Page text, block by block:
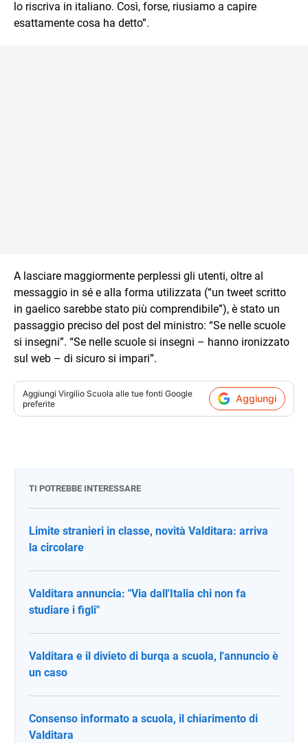
lo riscriva in italiano. Così, forse, riusiamo a capire
esattamente cosa ha detto”.
A lasciare maggiormente perplessi gli utenti, oltre al
messaggio in sé e alla forma utilizzata (“un tweet scritto
in gaelico sarebbe stato più comprendibile”), è stato un
passaggio preciso del post del ministro: “Se nelle scuole
si insegni”. “Se nelle scuole si insegni – hanno ironizzato
sul web – di sicuro si impari”.
Aggiungi Virgilio Scuola alle tue fonti Google
preferite
Aggiungi
TI POTREBBE INTERESSARE
Limite stranieri in classe, novità Valditara: arriva
la circolare
Valditara annuncia: "Via dall'Italia chi non fa
studiare i figli"
Valditara e il divieto di burqa a scuola, l'annuncio è
un caso
Consenso informato a scuola, il chiarimento di
Valditara